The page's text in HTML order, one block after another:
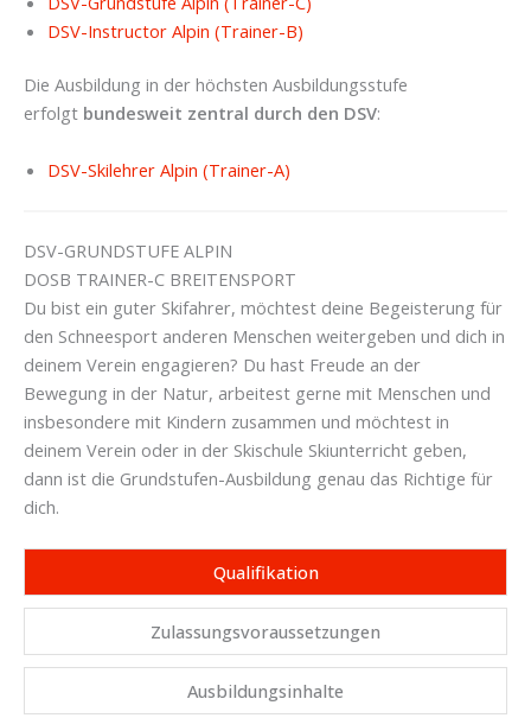
DSV-Instructor Alpin (Trainer-B)
Die Ausbildung in der höchsten Ausbildungsstufe
erfolgt bundesweit zentral durch den DSV:
DSV-Skilehrer Alpin (Trainer-A)
DSV-GRUNDSTUFE ALPIN
DOSB TRAINER-C BREITENSPORT
Du bist ein guter Skifahrer, möchtest deine Begeisterung für
den Schneesport anderen Menschen weitergeben und dich in
deinem Verein engagieren? Du hast Freude an der
Bewegung in der Natur, arbeitest gerne mit Menschen und
insbesondere mit Kindern zusammen und möchtest in
deinem Verein oder in der Skischule Skiunterricht geben,
dann ist die Grundstufen-Ausbildung genau das Richtige für
dich.
Qualifikation
Zulassungsvoraussetzungen
Ausbildungsinhalte